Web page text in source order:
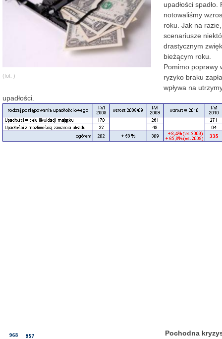
(fot. )
upadłości
notowaliśmy
roku. Jak na
scenariusze
drastycznym
bieżącym roku.
Pomimo poprawy
ryzyko braku
wpływa na
upadłości.
Pochodna